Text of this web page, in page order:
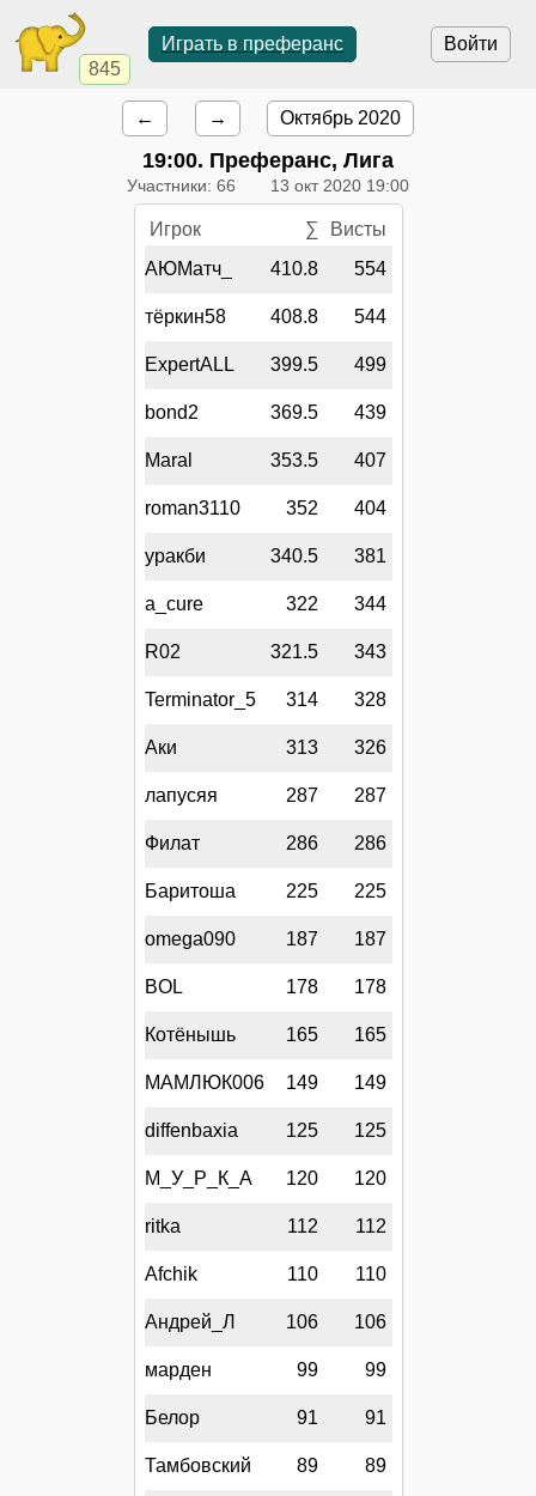
845
Войти
Играть в преферанс
← → Октябрь 2020
19:00. Преферанс, Лига
Участники: 66 13 окт 2020 19:00
Игрок ∑
Висты
АЮМатч_
410.8 554
тёркин58 408.8 544
ExpertALL 399.5 499
bond2 369.5 439
Maral 353.5 407
roman3110 352 404
уракби 340.5 381
a_cure 322 344
R02 321.5 343
Terminator_5 314 328
Аки 313 326
лапусяя 287 287
Филат 286 286
Баритоша 225 225
omega090 187 187
BOL 178 178
Котёнышь 165 165
МАМЛЮК006 149 149
diffenbaxia 125 125
М_У_Р_К_А 120 120
ritka 112 112
Afchik 110 110
Андрей_Л 106 106
марден 99 99
Белор 91 91
Тамбовский 89 89